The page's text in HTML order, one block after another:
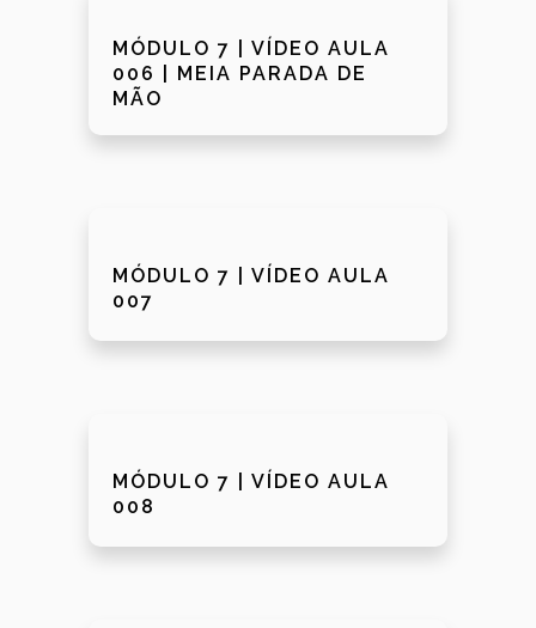
MÓDULO 7 | VÍDEO AULA
006 | MEIA PARADA DE
MÃO
MÓDULO 7 | VÍDEO AULA
007
MÓDULO 7 | VÍDEO AULA
008